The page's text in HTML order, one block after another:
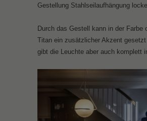
Gestellung Stahlseilaufhängung
Durch das Gestell kann in der Farbe
Titan ein zusätzlicher Akzent gesetzt
gibt die Leuchte aber auch komplett